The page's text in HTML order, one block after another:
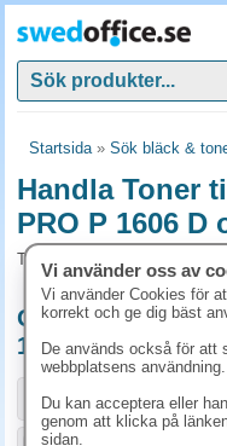
Startsida» Sök bläck &
Handla Toner
PRO P 1606 D
Toner och tillbehör som
Originalprodukter
1606 D
Storlek / info
Vi använder oss av
Vi använder Cookies för
korrekt och ge dig bäst
De används också för att
webbplatsens användning.
Du kan acceptera eller
genom att klicka på
sidan.